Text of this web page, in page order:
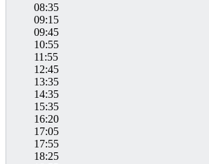
08:35
09:15
09:45
10:55
11:55
12:45
13:35
14:35
15:35
16:20
17:05
17:55
18:25